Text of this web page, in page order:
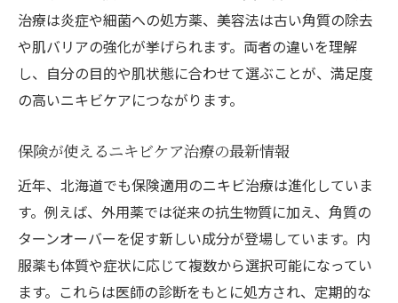
治療は炎症や細菌への処方薬、美容法は古い角質の除去
や肌バリアの強化が挙げられます。両者の違いを理解
し、自分の目的や肌状態に合わせて選ぶことが、満足度
の高いニキビケアにつながります。
保険が使えるニキビケア治療の最新情報
近年、北海道でも保険適用のニキビ治療は進化していま
す。例えば、外用薬では従来の抗生物質に加え、角質の
ターンオーバーを促す新しい成分が登場しています。内
服薬も体質や症状に応じて複数から選択可能になってい
ます。これらは医師の診断をもとに処方され、定期的な